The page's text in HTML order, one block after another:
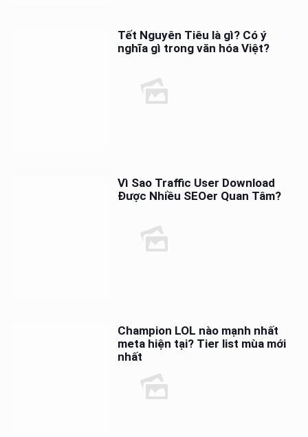
Tết Nguyên Tiêu là gì? Có ý
nghĩa gì trong văn hóa Việt?
Vì Sao Traffic User Download
Được Nhiều SEOer Quan Tâm?
Champion LOL nào mạnh nhất
meta hiện tại? Tier list mùa mới
nhất